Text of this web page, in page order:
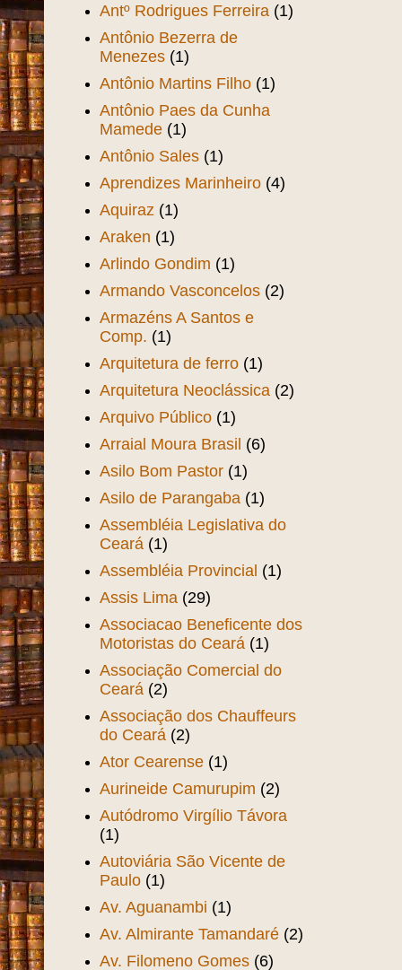
Antº Rodrigues Ferreira (1)
Antônio Bezerra de
Menezes (1)
Antônio Martins Filho (1)
Antônio Paes da Cunha
Mamede (1)
Antônio Sales (1)
Aprendizes Marinheiro (4)
Aquiraz (1)
Araken (1)
Arlindo Gondim (1)
Armando Vasconcelos (2)
Armazéns A Santos e
Comp. (1)
Arquitetura de ferro (1)
Arquitetura Neoclássica (2)
Arquivo Público (1)
Arraial Moura Brasil (6)
Asilo Bom Pastor (1)
Asilo de Parangaba (1)
Assembléia Legislativa do
Ceará (1)
Assembléia Provincial (1)
Assis Lima (29)
Associacao Beneficente dos
Motoristas do Ceará (1)
Associação Comercial do
Ceará (2)
Associação dos Chauffeurs
do Ceará (2)
Ator Cearense (1)
Aurineide Camurupim (2)
Autódromo Virgílio Távora
(1)
Autoviária São Vicente de
Paulo (1)
Av. Aguanambi (1)
Av. Almirante Tamandaré (2)
Av. Filomeno Gomes (6)